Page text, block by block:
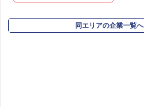
同エリアの企業一覧へ